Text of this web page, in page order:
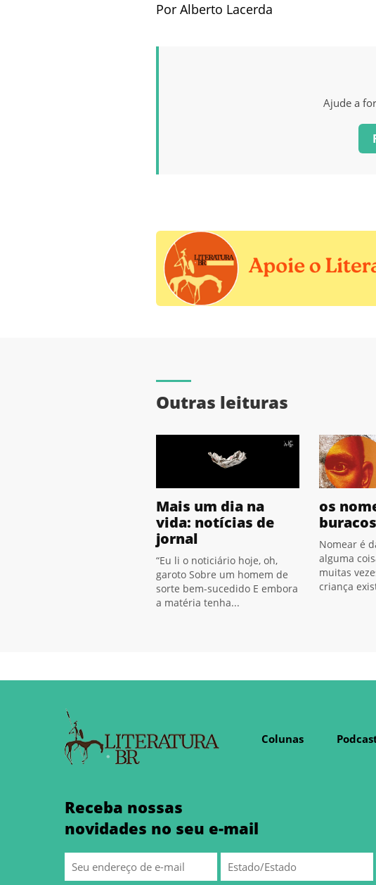
Por Alberto Lacerda
Ajude a
Outras leituras
Mais um dia na
vida: notícias de
jornal
“Eu li o noticiário hoje, oh,
garoto Sobre um homem de
sorte bem-sucedido E embora
a matéria tenha...
os
Nomear é
alguma
muitas
criança
Colunas
Receba nossas
novidades no seu e-mail